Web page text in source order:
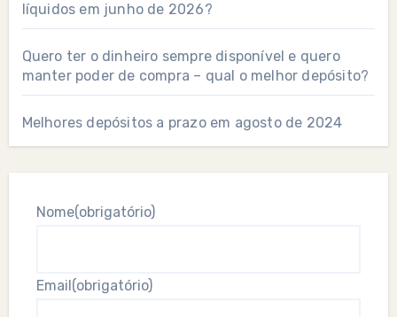
líquidos em junho de 2026?
Quero ter o dinheiro sempre disponível e quero
manter poder de compra – qual o melhor depósito?
Melhores depósitos a prazo em agosto de 2024
Nome(obrigatório)
Email (obrigatório)